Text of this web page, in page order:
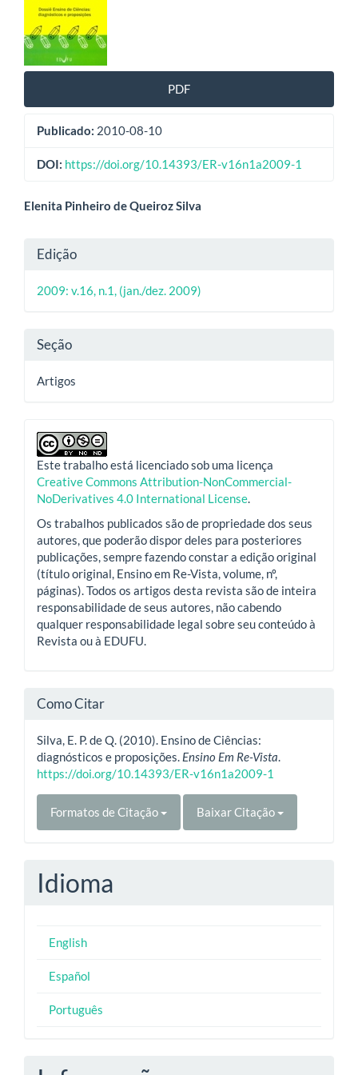
de
artigos
PDF
Publicado: 2010-08-10
DOI: https://doi.org/10.14393/ER-v16n1a2009-1
Conteúdo
artigo
principal
Elenita Pinheiro de Queiroz Silva
Detalhes
do
Edição
2009: v.16, n.1, (jan./dez. 2009)
Seção
Artigos
Este trabalho está licenciado sob uma licença
Creative Commons Attribution-NonCommercial-
NoDerivatives 4.0 International License
Os trabalhos publicados são de propriedade dos seus
autores, que poderão dispor deles para posteriores
publicações, sempre fazendo constar a edição original
(título original, Ensino em Re-Vista, volume, nº,
páginas). Todos os artigos desta revista são de inteira
responsabilidade de seus autores, não cabendo
qualquer responsabilidade legal sobre seu conteúdo à
Revista ou à EDUFU.
Como Citar
Silva, E. P. de Q. (2010). Ensino de Ciências:
diagnósticos e proposições. Ensino Em Re-Vista
https://doi.org/10.14393/ER-v16n1a2009-1
Formatos de Citação Baixar Citação
Idioma
English
Español
Português